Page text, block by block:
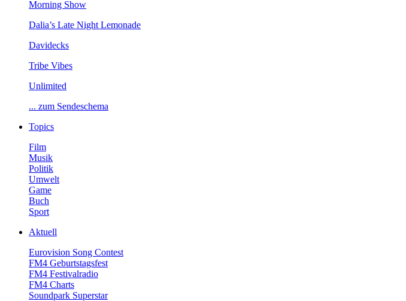
MorningShow
Dalia’sLateNightLemonade
Davidecks
TribeVibes
Unlimited
...zumSendeschema
Topics
Film
Musik
Politik
Umwelt
Game
Buch
Sport
Aktuell
EurovisionSongContest
FM4Geburtstagsfest
FM4Festivalradio
FM4Charts
SoundparkSuperstar